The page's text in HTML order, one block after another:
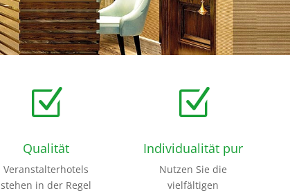
Z
Qualität
Veranstalterhotels
stehen in der Regel
Z
Individualität pur
Nutzen Sie die
vielfältigen